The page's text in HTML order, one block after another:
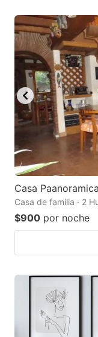
Casa Paanoramica
Casa de familia · 2
$900 por noche